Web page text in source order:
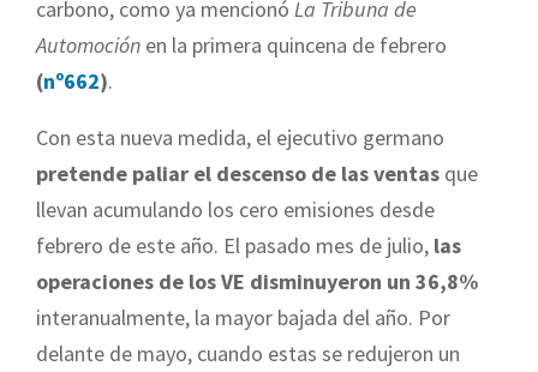
carbono, como ya mencionó La Tribuna de
Automoción en la primera quincena de febrero
(nº662).
Con esta nueva medida, el ejecutivo germano
pretende paliar el descenso de las ventas que
llevan acumulando los cero emisiones desde
febrero de este año. El pasado mes de julio, las
operaciones de los VE disminuyeron un 36,8%
interanualmente, la mayor bajada del año. Por
delante de mayo, cuando estas se redujeron un